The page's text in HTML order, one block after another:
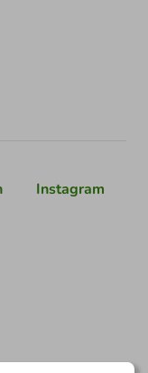
Instagram